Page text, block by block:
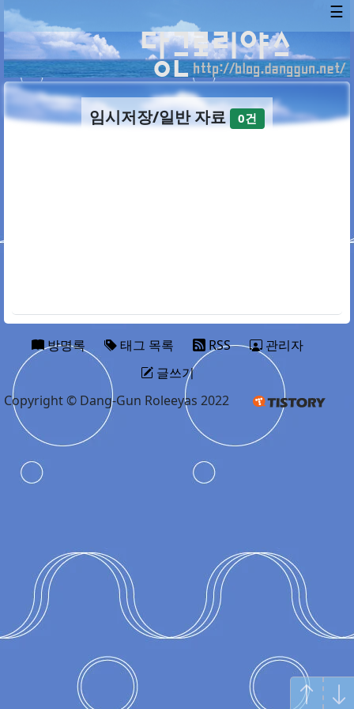
☰
임시저장/일반 자료 0건
방명록 태그 목록 RSS
관리자
글쓰기
Copyright © Dang-Gun Roleeyas 2022